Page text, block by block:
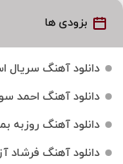
بزودی ها
دانلود آهنگ سریال اسکویید گیم
دانلود آهنگ احمد
دانلود آهنگ روزبه
دانلود آهنگ فرشاد